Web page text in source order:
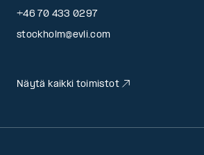
+46 70 433 0297
stockholm@evli.com
Näytä kaikki toimistot